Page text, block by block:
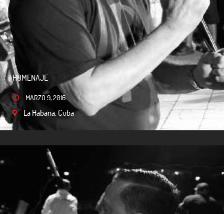
HOMENAJE
MARZO 9, 2016
La Habana, Cuba